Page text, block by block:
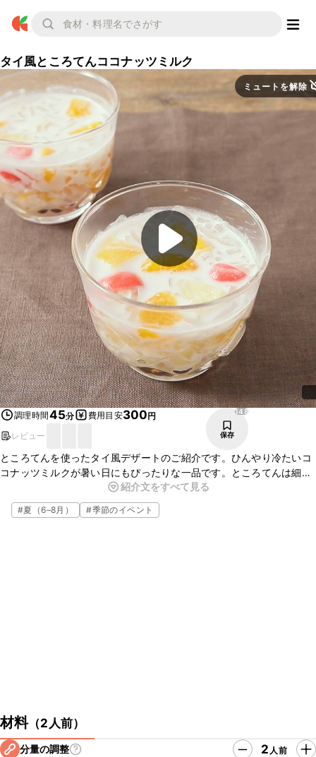
タイ風ところてんココナッツミルク
ミュートを解除
調理時間45分 費用目安300円
レビュー
148
保存
ところてんを使ったタイ風デザートのご紹介です。ひんやり冷たいコ
コナッツミルクが暑い日にもぴったりな一品です。ところてんは細か
く切ることで、スプーンでも食べやすくなります。タイ風のデザート
がお家でも作れるので、ぜひ試してみて下さい。
紹介文をすべて見る
#夏（6–8月） #季節のイベント
材料（2人前）
分量の調整 2 人前